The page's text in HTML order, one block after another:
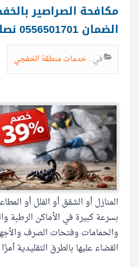
الضمان 0556501701 نصلك في الحال
في : خدمات منطقة الخفجي
المنازل أو الشقق أو الفلل أو
بسرعة كبيرة في الأماكن الرطبة
والحمامات وفتحات الصرف
القضاء عليها بالطرق التقليدية